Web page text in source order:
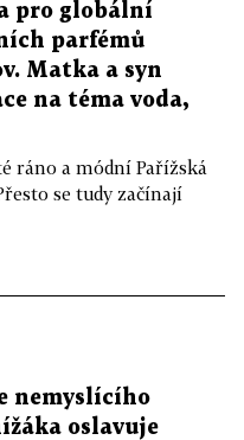
pro globální
parfémů
Matka a syn
na téma voda,
ráno a módní Pařížská
se tudy začínají
nemyslícího
oslavuje